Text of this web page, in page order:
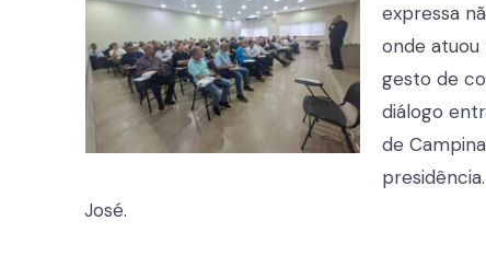
expressa
onde
gesto de
diálogo
de
José.